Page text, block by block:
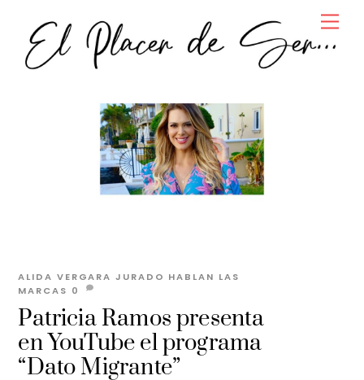
content
Patricia Ramos presenta
en YouTube el programa
“Dato Migrante”
ALIDA VERGARA JURADO HABLAN LAS
MARCAS 0